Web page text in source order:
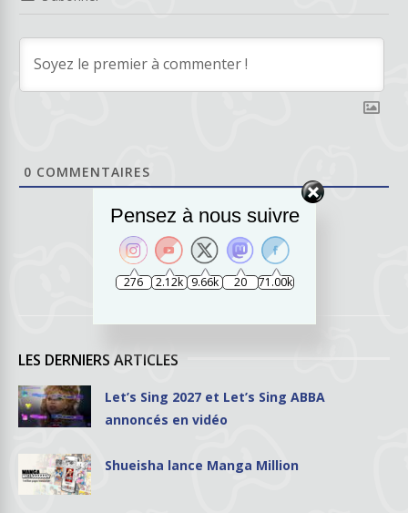
0 COMMENTAIRES
LES DERNIERS ARTICLES
Let’s Sing 2027 et Let’s Sing ABBA
annoncés en vidéo
Shueisha lance Manga Million
Pensez à nous suivre
276 2.12k 9.66k 20 71.00k